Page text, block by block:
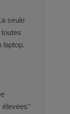
seule
laptop.
élevées"